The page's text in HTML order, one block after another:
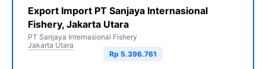
Export Import PT Sanjaya Internasional
Fishery, Jakarta Utara
PT Sanjaya Internasional Fishery
Jakarta Utara
Rp 5.396.761